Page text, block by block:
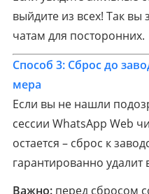
выйдите из всех! Так вы
чатам для посторонних.
Способ 3: Сброс до
мера
Если вы не нашли
сессии WhatsApp Web
остается – сброс к
гарантированно
Важно: перед сбросом